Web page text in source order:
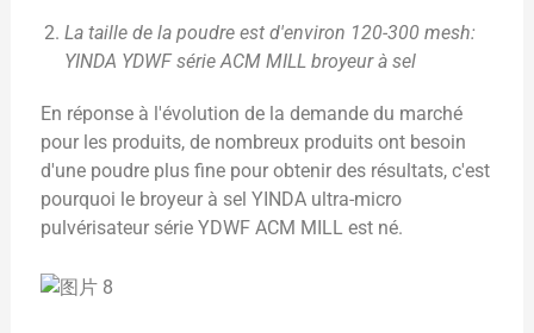
La taille de la poudre est d'environ 120-300 mesh:
YINDA YDWF série ACM MILL broyeur à sel
En réponse à l'évolution de la demande du marché
pour les produits, de nombreux produits ont besoin
d'une poudre plus fine pour obtenir des résultats, c'est
pourquoi le broyeur à sel YINDA ultra-micro
pulvérisateur série YDWF ACM MILL est né.